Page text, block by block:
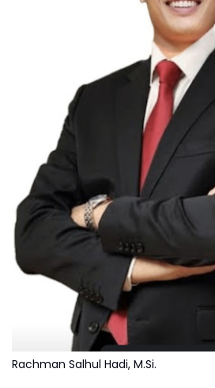
Rachman Salhul Hadi, M.Si.